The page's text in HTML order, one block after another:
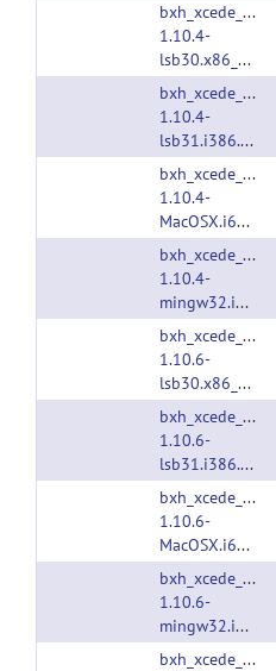
bxh_xcede_tools-
1.10.4-
lsb30.x86_64.tgz
bxh_xcede_tools-
1.10.4-
lsb31.i386.tgz
bxh_xcede_tools-
1.10.4-
MacOSX.i686.tgz
bxh_xcede_tools-
1.10.4-
mingw32.i386.tgz
bxh_xcede_tools-
1.10.6-
lsb30.x86_64.tgz
bxh_xcede_tools-
1.10.6-
lsb31.i386.tgz
bxh_xcede_tools-
1.10.6-
MacOSX.i686.tgz
bxh_xcede_tools-
1.10.6-
mingw32.i386.tgz
bxh_xcede_tools-